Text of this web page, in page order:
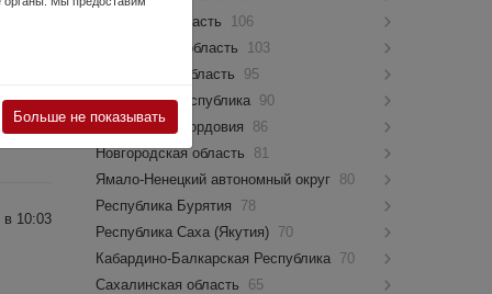
10:03
Больше не показывать
Псковская область
106
Костромская область
103
Мурманская область
95
Чувашская Республика 90
Республика Мордовия
86
Новгородская область
81
Ямало-Ненецкий автономный округ 80
Республика Бурятия
78
Республика Саха (Якутия) 70
Кабардино-Балкарская Республика 70
Сахалинская область
65